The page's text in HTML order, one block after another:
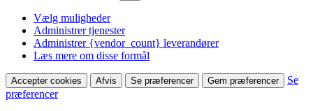
Vælg muligheder
Administrer tjenester
Administrer {vendor_count} leverandører
Læs mere om disse formål
Accepter cookies Afvis Se præferencer Gem præferencer
Se
præferencer